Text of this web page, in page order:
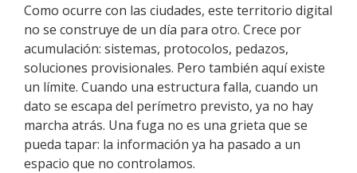
Como ocurre con las ciudades, este territorio digital
no se construye de un día para otro. Crece por
acumulación: sistemas, protocolos, pedazos,
soluciones provisionales. Pero también aquí existe
un límite. Cuando una estructura falla, cuando un
dato se escapa del perímetro previsto, ya no hay
marcha atrás. Una fuga no es una grieta que se
pueda tapar: la información ya ha pasado a un
espacio que no controlamos.